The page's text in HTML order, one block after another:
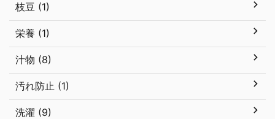
枝豆 (1)
栄養 (1)
汁物 (8)
汚れ防止 (1)
洗濯 (9)